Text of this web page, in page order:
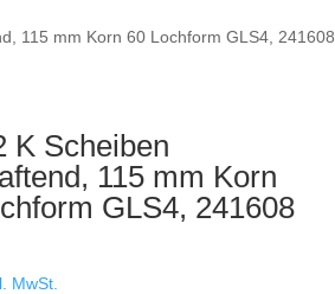
115 mm Korn 60 Lochform GLS4, 241608
K Scheiben
115 mm Korn
GLS4, 241608
MwSt.